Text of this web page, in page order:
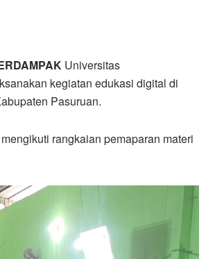
Universitas
kegiatan edukasi digital di
Pasuruan.
rangkaian pemaparan materi